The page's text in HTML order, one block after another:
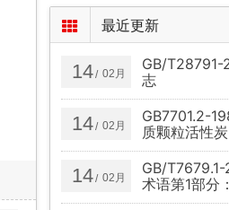
最近更新
14/ 02月
GB/T28791-
志
14/ 02月
GB7701.2-
质颗粒活性炭
14/ 02月
GB/
术语第1部分